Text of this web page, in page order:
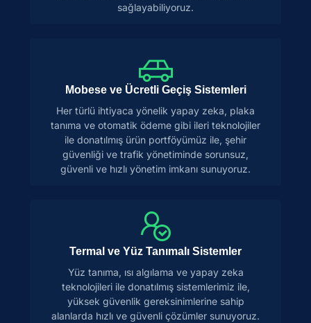
sağlayabiliyoruz.
Mobese ve Ücretli Geçiş Sistemleri
Her türlü ihtiyaca yönelik yapay zeka, plaka
tanıma ve otomatik ödeme gibi ileri teknolojiler
ile donatılmış ürün portföyümüz ile, şehir
güvenliği ve trafik yönetiminde sorunsuz,
güvenli ve hızlı yönetim imkanı sunuyoruz.
Termal ve Yüz Tanımalı Sistemler
Yüz tanıma, ısı algılama ve yapay zeka
teknolojileri ile donatılmış sistemlerimiz ile,
yüksek güvenlik gereksinimlerine sahip
alanlarda hızlı ve güvenli çözümler sunuyoruz.